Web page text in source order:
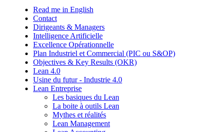
Read me in English
Contact
Dirigeants & Managers
Intelligence Artificielle
Excellence Opérationnelle
Plan Industriel et Commercial (PIC ou S&OP)
Objectives & Key Results (OKR)
Lean 4.0
Usine du futur - Industrie 4.0
Lean Entreprise
Les basiques du Lean
La boite à outils Lean
Mythes et réalités
Lean Management